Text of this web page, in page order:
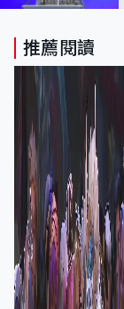
推薦閱讀